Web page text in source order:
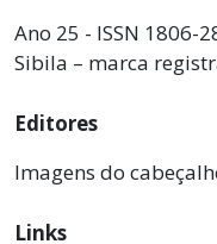
Ano 25 - ISSN 1806-
Sibila – marca
Editores
Imagens do
Links